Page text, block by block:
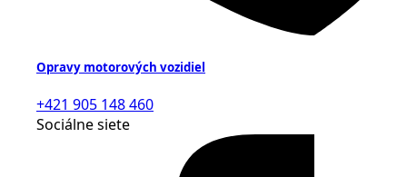
Opravy motorových vozidiel
+421 905 148 460
Sociálne siete